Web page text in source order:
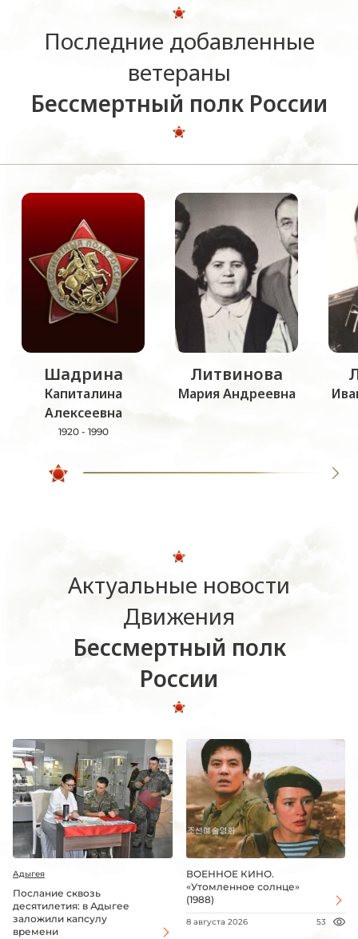
Последние добавленные
ветераны
Бессмертный полк России
Шадрина
Капиталина
Алексеевна
1920 - 1990
Литвинова
Мария Андреевна
Актуальные новости
Движения
Бессмертный полк
России
Адыгея
Послание сквозь
десятилетия: в Адыгее
заложили капсулу
времени
ВОЕННОЕ КИНО.
«Утомленное солнце»
(1988)
8 августа 2026 53